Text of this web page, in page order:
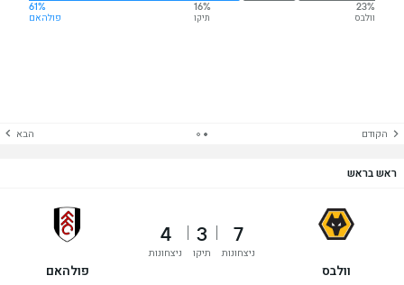
23%
וולבס
16%
תיקו
61%
פולהאם
הקודם הבא
ראש בראש
וולבס
7
ניצחונות
3
תיקו
4
ניצחונות
פולהאם